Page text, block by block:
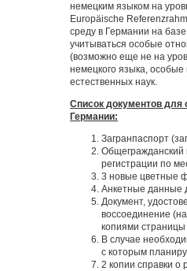
немецким языком на
Europäische
среду в Германии на
учитываться особые
(возможно еще не на
немецкого языка,
естественных наук.
Список документов для
Германии:
Загранпаспорт
Общегражданский
регистрации по
3 новые цветные
Анкетные данные
Документ,
воссоединение
копиями
В случае
с которым
2 копии справки о